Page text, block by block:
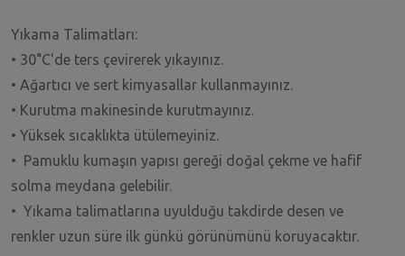
Yıkama Talimatları:
• 30°C'de ters çevirerek yıkayınız.
• Ağartıcı ve sert kimyasallar kullanmayınız.
• Kurutma makinesinde kurutmayınız.
• Yüksek sıcaklıkta ütülemeyiniz.
• Pamuklu kumaşın yapısı gereği doğal çekme ve hafif
solma meydana gelebilir.
• Yıkama talimatlarına uyulduğu takdirde desen ve
renkler uzun süre ilk günkü görünümünü koruyacaktır.